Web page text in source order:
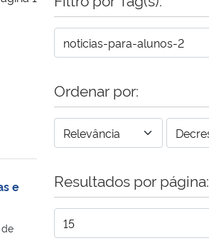
e
Ordenar por:
Resultados por página: